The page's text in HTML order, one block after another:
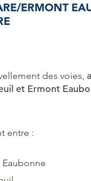
ERMONT
des voies,
et Ermont
entre :